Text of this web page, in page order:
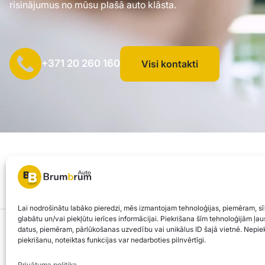
Lai nodrošinātu labāko pieredzi, mēs izmantojam tehnoloģijas, piemēram,
glabātu un/vai piekļūtu ierīces informācijai. Piekrišana šīm tehnoloģijām
datus, piemēram, pārlūkošanas uzvedību vai unikālus ID šajā vietnē.
piekrišanu, noteiktas funkcijas var nedarboties pilnvērtīgi.
risinājumus no mūsu plašā auto klāsta.
+371 20 260 160 Visi kontakti
SIA "AUTOCLICK", Reģ. Nr. 40203371960, Adrese:
© 2026 Brum Brum Auto
Brum Brum Auto nav finanšu iestāde, bet sadarbojas ar vairākām bankām
atbilst jūsu individuālajām vajadzībām un iespējām.